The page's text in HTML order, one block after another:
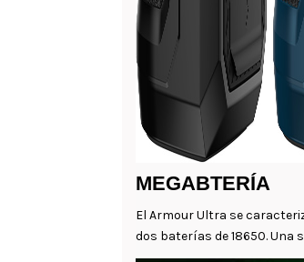
MEGABTERÍA
El Armour Ultra se
dos baterías de 18650.